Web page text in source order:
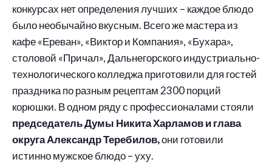
конкурсах нет определения лучших – каждое блюдо
было необычайно вкусным. Всего же мастера из
кафе «Ереван», «Виктор и Компания», «Бухара»,
столовой «Причал», Дальнегорского индустриально-
технологического колледжа приготовили для гостей
праздника по разным рецептам 2300 порций
корюшки. В одном ряду с профессионалами стояли
председатель Думы Никита Харламов и глава
округа Александр Теребилов,они готовили
истинно мужское блюдо – уху.